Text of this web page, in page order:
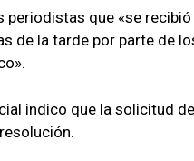
periodistas que «se
de la tarde por parte de
indico que la solicitud